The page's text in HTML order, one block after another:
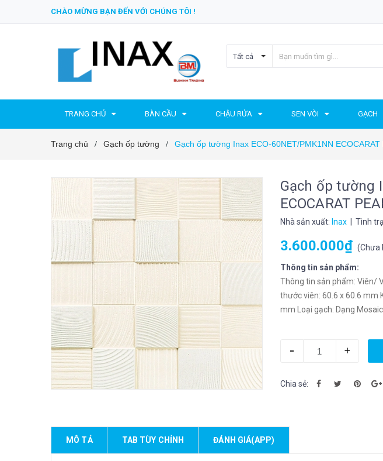
CHÀO MỪNG BẠN ĐẾN VỚI CHÚNG TÔI !
Tất cả
TRANG CHỦ BÀN CẦU CHẬU RỬA SEN VÒI GẠCH
Trang chủ / Gạch ốp tường / Gạch ốp tường Inax ECO-60NET/PMK1NN ECOCARAT
Gạch ốp tường
ECOCARAT
Nhà sản xuất: Inax | Tình
3.600.000₫ (Chưa
Thông tin sản phẩm:
Thông tin sản phẩm: Viên/ Vỉ: 25 Viên hoặc Vỉ/ thùng: 11 Vỉ/m2:11.3 Kích
thước viên: 60.6 x 60.6 mm Kích thước vỉ: 303 x 303 mm Độ dày: 5.5 & 8.5
mm Loại gạch: Dạng Mosaic Khói lượng thùng: 11.5 kg Xuất xứ: Việt Nam
- +
Chia sẻ:
MÔ TẢ TAB TÙY CHỈNH ĐÁNH GIÁ(APP)